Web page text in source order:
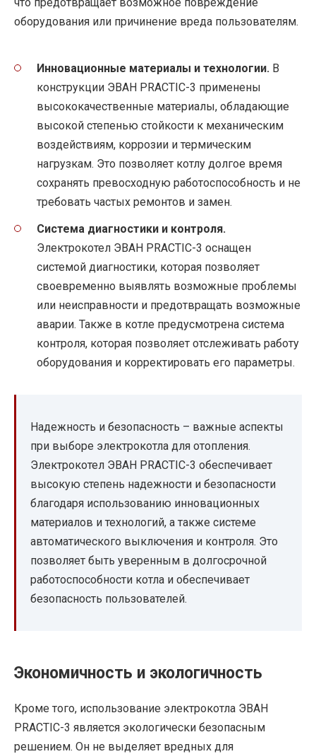
что предотвращает возможное повреждение
оборудования или причинение вреда пользователям.
Инновационные материалы и технологии. В
конструкции ЭВАН PRACTIC-3 применены
высококачественные материалы, обладающие
высокой степенью стойкости к механическим
воздействиям, коррозии и термическим
нагрузкам. Это позволяет котлу долгое время
сохранять превосходную работоспособность и не
требовать частых ремонтов и замен.
Система диагностики и контроля.
Электрокотел ЭВАН PRACTIC-3 оснащен
системой диагностики, которая позволяет
своевременно выявлять возможные проблемы
или неисправности и предотвращать возможные
аварии. Также в котле предусмотрена система
контроля, которая позволяет отслеживать работу
оборудования и корректировать его параметры.
Надежность и безопасность – важные аспекты
при выборе электрокотла для отопления.
Электрокотел ЭВАН PRACTIC-3 обеспечивает
высокую степень надежности и безопасности
благодаря использованию инновационных
материалов и технологий, а также системе
автоматического выключения и контроля. Это
позволяет быть уверенным в долгосрочной
работоспособности котла и обеспечивает
безопасность пользователей.
Экономичность и экологичность
Кроме того, использование электрокотла ЭВАН
PRACTIC-3 является экологически безопасным
решением. Он не выделяет вредных для